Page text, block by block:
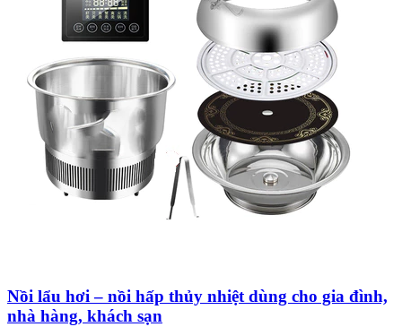
Nồi lẩu hơi – nồi hấp thủy nhiệt dùng cho gia đình,
nhà hàng, khách sạn